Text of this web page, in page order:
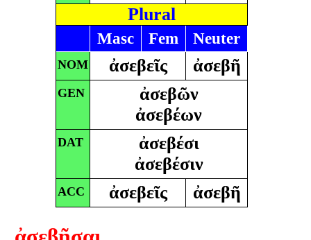
Plural
Masc Fem Neuter
NOM ἀσεβεῖς ἀσεβῆ
GEN
ἀσεβῶν
ἀσεβέων
DAT
ἀσεβέσι
ἀσεβέσιν
ACC ἀσεβεῖς ἀσεβῆ